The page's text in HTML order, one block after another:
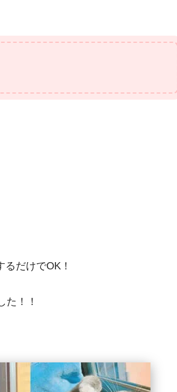
だけでOK！
た！！